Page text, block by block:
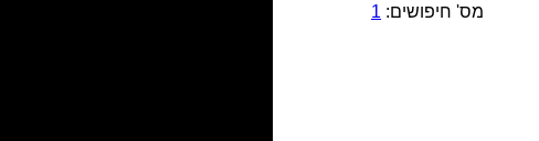
מס' חיפושים: 1